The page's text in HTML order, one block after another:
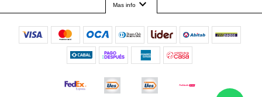
Mas infoexpand_more